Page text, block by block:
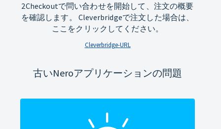
2Checkoutで問い合わせを開始して、注文の概要
を確認します。 Cleverbridgeで注文した場合は、
ここをクリックしてください。
Cleverbridge-URL
古いNeroアプリケーションの問題